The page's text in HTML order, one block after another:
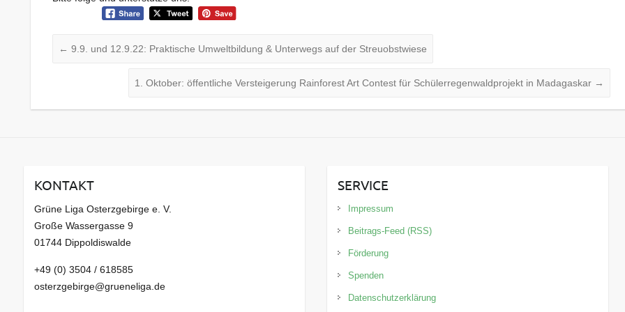
← 9.9. und 12.9.22: Praktische Umweltbildung & Unterwegs auf der Streuobstwiese
1. Oktober: öffentliche Versteigerung Rainforest Art Contest für Schülerregenwaldprojekt in Madagaskar →
KONTAKT
Grüne Liga Osterzgebirge e. V.
Große Wassergasse 9
01744 Dippoldiswalde
+49 (0) 3504 / 618585
osterzgebirge@grueneliga.de
SERVICE
Impressum
Beitrags-Feed (RSS)
Förderung
Spenden
Datenschutzerklärung